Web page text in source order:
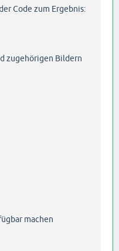
Code zum Ergebnis:
zugehörigen Bildern
machen